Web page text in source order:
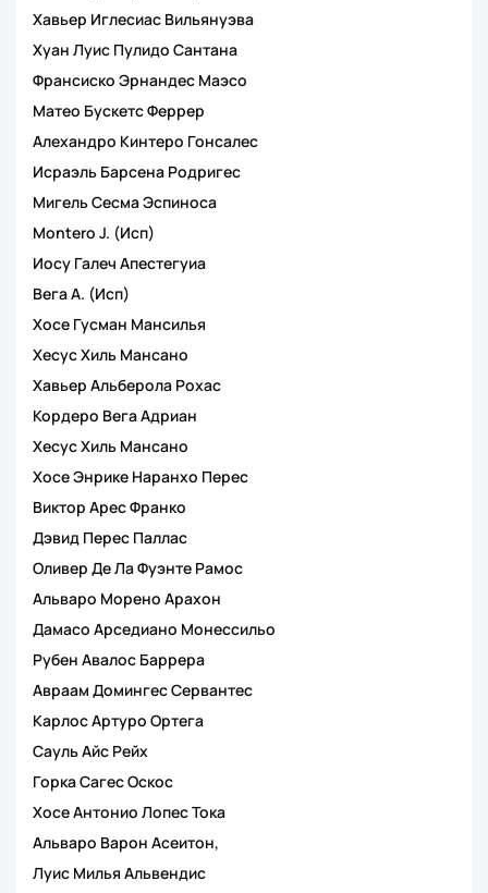
Хавьер Иглесиас Вильянуэва
Хуан Луис Пулидо Сантана
Франсиско Эрнандес Маэсо
Матео Бускетс Феррер
Алехандро Кинтеро Гонсалес
Исраэль Барсена Родригес
Мигель Сесма Эспиноса
Montero J. (Исп)
Иосу Галеч Апестегуиа
Вега А. (Исп)
Хосе Гусман Мансилья
Хесус Хиль Мансано
Хавьер Альберола Рохас
Кордеро Вега Адриан
Хесус Хиль Мансано
Хосе Энрике Наранхо Перес
Виктор Арес Франко
Дэвид Перес Паллас
Оливер Де Ла Фуэнте Рамос
Альваро Морено Арахон
Дамасо Арседиано Монессильо
Рубен Авалос Баррера
Авраам Домингес Сервантес
Карлос Артуро Ортега
Сауль Айс Рейх
Горка Сагес Оскос
Хосе Антонио Лопес Тока
Альваро Варон Асеитон,
Луис Милья Альвендис